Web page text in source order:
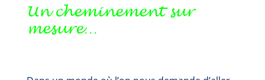
Un cheminement sur
mesure…